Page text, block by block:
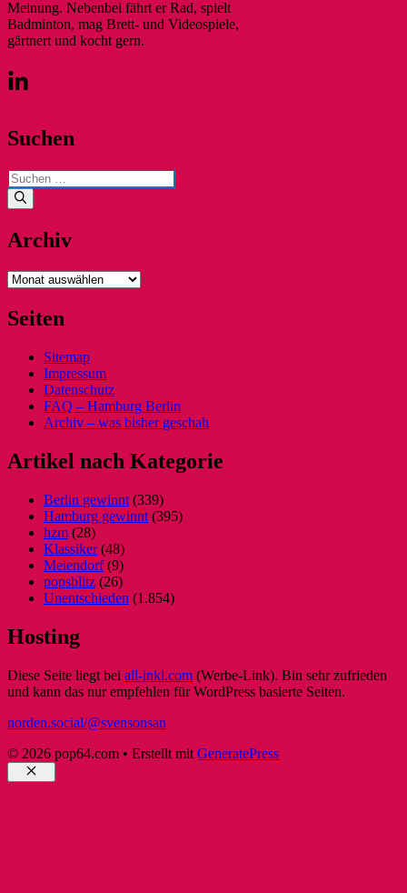
Meinung. Nebenbei fährt er Rad, spielt
Badminton, mag Brett- und Videospiele,
gärtnert und kocht gern.
Suchen
Suchen
nach:
Archiv
Archiv
Seiten
Sitemap
Impressum
Datenschutz
FAQ – Hamburg Berlin
Archiv – was bisher geschah
Artikel nach Kategorie
Berlin gewinnt (339)
Hamburg gewinnt (395)
hzm (28)
Klassiker(48)
Meiendorf(9)
popsblitz (26)
Unentschieden (1.854)
Hosting
Diese Seite liegt bei all-inkl.com (Werbe-Link). Bin sehr zufrieden
und kann das nur empfehlen für WordPress basierte Seiten.
norden.social/@svensonsan
© 2026 pop64.com • Erstellt mit GeneratePress
Schließen